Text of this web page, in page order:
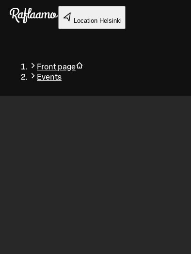
Skip to main content
Location Helsinki
Front page
Events
Back